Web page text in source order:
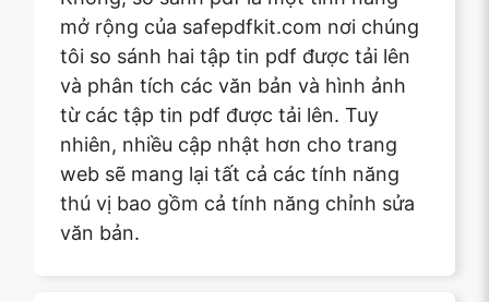
từ các tập tin pdf được tải lên. Tuy
nhiên, nhiều cập nhật hơn cho trang
web sẽ mang lại tất cả các tính năng
thú vị bao gồm cả tính năng chỉnh sửa
văn bản.
Tôi có thể sử dụng tính năng kết